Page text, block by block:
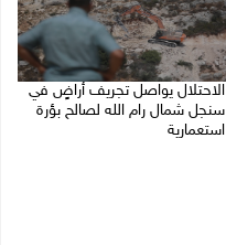
الاحتلال يواصل تجريف أراضٍ في
سنجل شمال رام الله لصالح بؤرة
استعمارية